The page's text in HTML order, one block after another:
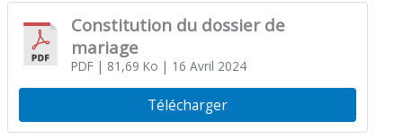
Constitution du dossier de
mariage
PDF| 81,69 Ko | 16 Avril 2024
Télécharger